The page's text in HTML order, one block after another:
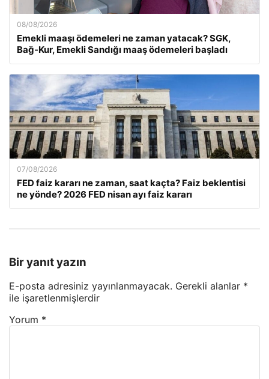
08/08/2026
Emekli maaşı ödemeleri ne zaman yatacak? SGK,
Bağ-Kur, Emekli Sandığı maaş ödemeleri başladı
07/08/2026
FED faiz kararı ne zaman, saat kaçta? Faiz beklentisi
ne yönde? 2026 FED nisan ayı faiz kararı
Bir yanıt yazın
E-posta adresiniz yayınlanmayacak. Gerekli alanlar *
ile işaretlenmişlerdir
Yorum *